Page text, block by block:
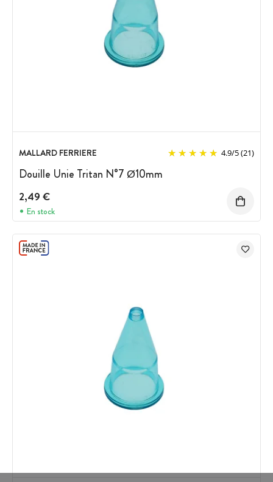
MALLARD FERRIERE 4.9/5(21)
Douille Unie Tritan N°7 Ø10mm
2,49 €
En stock